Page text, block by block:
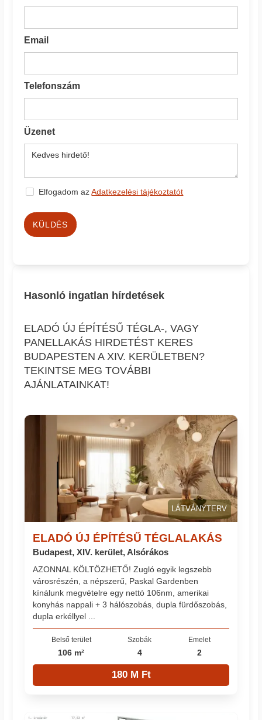
Email
Telefonszám
Üzenet
Elfogadom azAdatkezelési tájékoztatót
KÜLDÉS
Hasonló ingatlan hírdetések
ELADÓ ÚJ ÉPÍTÉSŰ TÉGLA-, VAGY
PANELLAKÁS HIRDETÉST KERES
BUDAPESTEN A XIV. KERÜLETBEN?
TEKINTSE MEG TOVÁBBI
AJÁNLATAINKAT!
LÁTVÁNYTERV
ELADÓ ÚJ ÉPÍTÉSŰ TÉGLALAKÁS
Budapest, XIV. kerület, Alsórákos
AZONNAL KÖLTÖZHETŐ! Zugló egyik legszebb
városrészén, a népszerű, Paskal Gardenben
kínálunk megvételre egy nettó 106nm, amerikai
konyhás nappali + 3 hálószobás, dupla fürdőszobás,
dupla erkéllyel ...
Belső terület
106 m²
Szobák
4
Emelet
2
180 M Ft